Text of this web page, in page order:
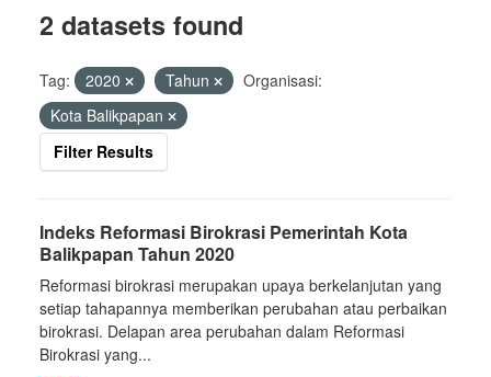
2 datasets found
Tag: 2020 Tahun
Organisasi:
Kota Balikpapan
Filter Results
Indeks Reformasi Birokrasi Pemerintah Kota
Balikpapan Tahun 2020
Reformasi birokrasi merupakan upaya berkelanjutan yang
setiap tahapannya memberikan perubahan atau perbaikan
birokrasi. Delapan area perubahan dalam Reformasi
Birokrasi yang...